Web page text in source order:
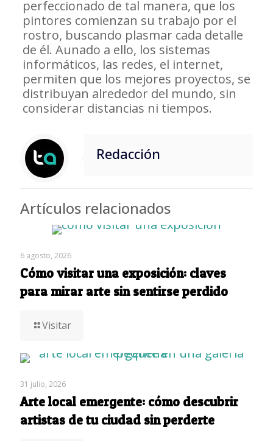
perfeccionado de tal manera, que los
pintores comienzan su trabajo por el
rostro, buscando plasmar cada detalle
de él. Aunado a ello, los sistemas
informáticos, las redes, el internet,
permiten que los mejores proyectos, se
distribuyan alrededor del mundo, sin
considerar distancias ni tiempos.
Redacción
Artículos relacionados
6 agosto, 2026
Cómo visitar una exposición: claves
para mirar arte sin sentirse perdido
Visitar
31 julio, 2026
Arte local emergente: cómo descubrir
artistas de tu ciudad sin perderte